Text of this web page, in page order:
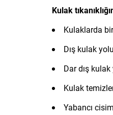
Kulak
Kulaklarda
Dış kulak
Dar dış
Kulak
Yabancı